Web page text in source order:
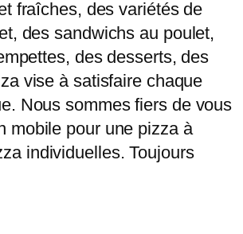
fraîches, des variétés de
des sandwichs au poulet,
des desserts, des
vise à satisfaire chaque
Nous sommes fiers de vous
mobile pour une pizza à
individuelles. Toujours